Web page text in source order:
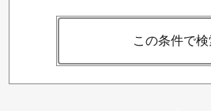
この条件で検